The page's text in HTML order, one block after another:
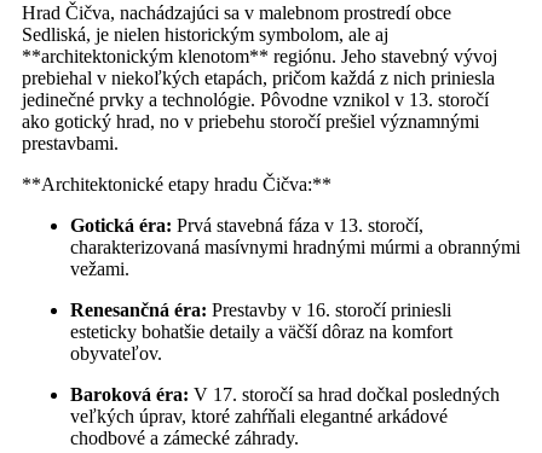
Hrad Čičva, nachádzajúci sa v malebnom prostredí obce
Sedliská, je nielen historickým symbolom, ale aj
**architektonickým klenotom** regiónu. Jeho stavebný vývoj
prebiehal v niekoľkých etapách, pričom každá z nich priniesla
jedinečné prvky a technológie. Pôvodne vznikol v 13. storočí
ako gotický hrad, no v priebehu storočí prešiel významnými
prestavbami.
**Architektonické etapy hradu Čičva:**
Gotická éra: Prvá stavebná fáza v 13. storočí,
charakterizovaná masívnymi hradnými múrmi a obrannými
vežami.
Renesančná éra: Prestavby v 16. storočí priniesli
esteticky bohatšie detaily a väčší dôraz na komfort
obyvateľov.
Baroková éra: V 17. storočí sa hrad dočkal posledných
veľkých úprav, ktoré zahŕňali elegantné arkádové
chodbové a zámecké záhrady.